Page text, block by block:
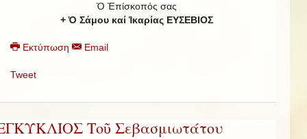
Ὁ Ἐπίσκοπός σας
+ Ὁ Σάμου καί Ἰκαρίας ΕΥΣΕΒΙΟΣ
Εκτύπωση Email
Tweet
Τοῦ Σεβασμιωτάτου